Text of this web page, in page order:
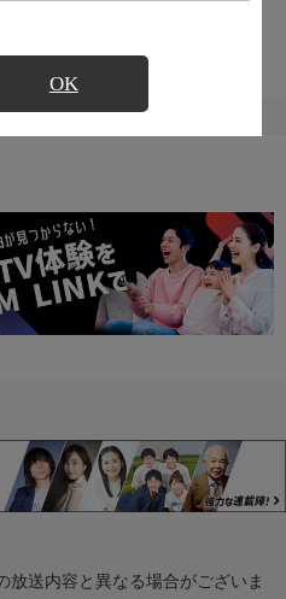
OK
放送内容と異なる場合がございま